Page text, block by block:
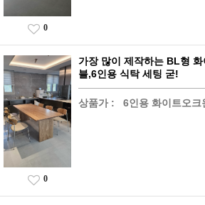
0
가장 많이 제작하는 BL형 화
블,6인용 식탁 세팅 굳!
상품가 : 6인용 화이트오크
0